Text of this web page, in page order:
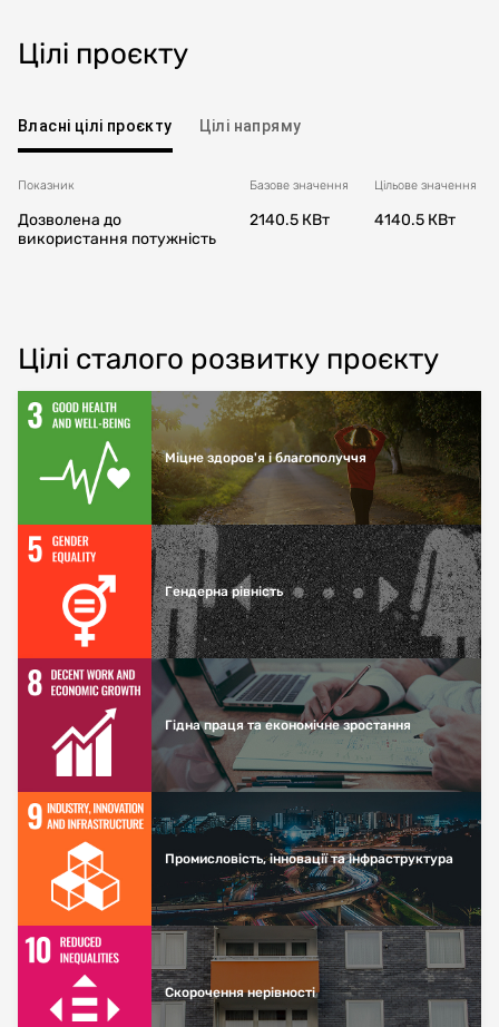
Цілі проєкту
Власні цілі проєкту Цілі напряму
Показник Базове значення Цільовe значення
Дозволена до
використання потужність
2140.5 КВт 4140.5 КВт
Цілі сталого розвитку проєкту
Міцне здоров'я і благополуччя
Гендерна рівність
Гідна праця та економічне зростання
Промисловість, інновації та інфраструктура
Скорочення нерівності